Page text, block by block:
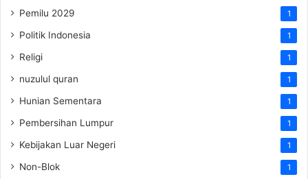
Pemilu 2029 1
Politik Indonesia 1
Religi 1
nuzulul quran 1
Hunian Sementara 1
Pembersihan Lumpur 1
Kebijakan Luar Negeri 1
Non-Blok 1